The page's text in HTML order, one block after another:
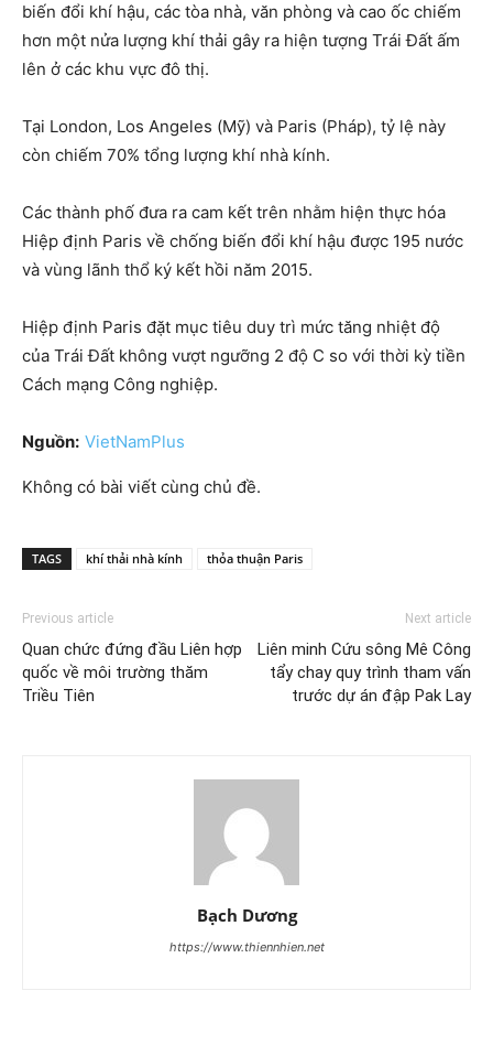
biến đổi khí hậu, các tòa nhà, văn phòng và cao ốc chiếm
hơn một nửa lượng khí thải gây ra hiện tượng Trái Đất ấm
lên ở các khu vực đô thị.
Tại London, Los Angeles (Mỹ) và Paris (Pháp), tỷ lệ này
còn chiếm 70% tổng lượng khí nhà kính.
Các thành phố đưa ra cam kết trên nhằm hiện thực hóa
Hiệp định Paris về chống biến đổi khí hậu được 195 nước
và vùng lãnh thổ ký kết hồi năm 2015.
Hiệp định Paris đặt mục tiêu duy trì mức tăng nhiệt độ
của Trái Đất không vượt ngưỡng 2 độ C so với thời kỳ tiền
Cách mạng Công nghiệp.
Nguồn: VietNamPlus
Không có bài viết cùng chủ đề.
TAGS khí thải nhà kính thỏa thuận Paris
Previous article
Quan chức đứng đầu Liên hợp
quốc về môi trường thăm
Triều Tiên
Next article
Liên minh Cứu sông Mê Công
tẩy chay quy trình tham vấn
trước dự án đập Pak Lay
Bạch Dương
https://www.thiennhien.net